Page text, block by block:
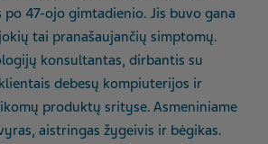
po 47-ojo gimtadienio. Jis buvo gana
tai pranašaujančių simptomų.
konsultantas, dirbantis su
debesų kompiuterijos ir
produktų srityse. Asmeniniame
aistringas žygeivis ir bėgikas.